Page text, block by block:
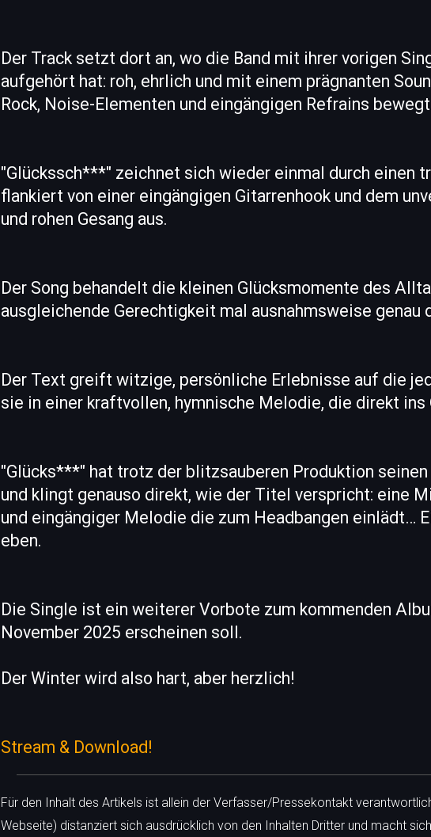
Der Track setzt dort an, wo die Band mit ihrer vorigen
aufgehört hat: roh, ehrlich und mit einem prägnanten
Rock, Noise-Elementen und eingängigen Refrains
"Glückssch***" zeichnet sich wieder einmal durch einen
flankiert von einer eingängigen Gitarrenhook und dem
und rohen Gesang aus.
Der Song behandelt die kleinen Glücksmomente des
ausgleichende Gerechtigkeit mal ausnahmsweise
Der Text greift witzige, persönliche Erlebnisse auf die
sie in einer kraftvollen, hymnische Melodie, die direkt ins
"Glücks***" hat trotz der blitzsauberen Produktion seinen
und klingt genauso direkt, wie der Titel verspricht: eine
und eingängiger Melodie die zum Headbangen einlädt…
eben.
Die Single ist ein weiterer Vorbote zum kommenden
November 2025 erscheinen soll.
Der Winter wird also hart, aber herzlich!
Stream & Download!
Für den Inhalt des Artikels ist allein der Verfasser/Pressekontakt
Webseite) distanziert sich ausdrücklich von den Inhalten Dritter und macht